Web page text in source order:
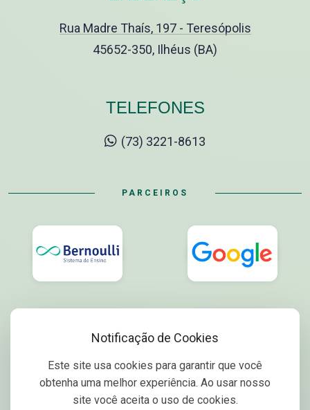
Rua Madre Thaís, 197 - Teresópolis
45652-350, Ilhéus (BA)
TELEFONES
(73) 3221-8613
PARCEIROS
Notificação de Cookies
Este site usa cookies para garantir que você
obtenha uma melhor experiência. Ao usar nosso
site você aceita o uso de cookies.